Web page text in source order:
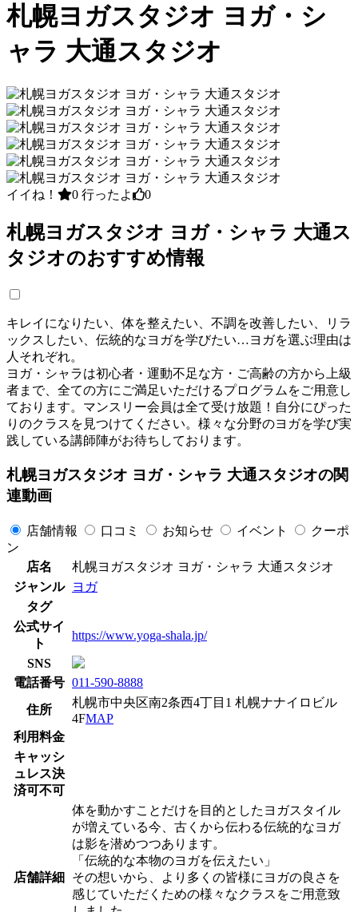
札幌ヨガスタジオ ヨガ・シ
ャラ 大通スタジオ
イイね！ 0 行ったよ 0
札幌ヨガスタジオ ヨガ・シャラ 大通ス
タジオのおすすめ情報
キレイになりたい、体を整えたい、不調を改善したい、リラ
ックスしたい、伝統的なヨガを学びたい…ヨガを選ぶ理由は
人それぞれ。
ヨガ・シャラは初心者・運動不足な方・ご高齢の方から上級
者まで、全ての方にご満足いただけるプログラムをご用意し
ております。マンスリー会員は全て受け放題！自分にぴった
りのクラスを見つけてください。様々な分野のヨガを学び実
践している講師陣がお待ちしております。
札幌ヨガスタジオ ヨガ・シャラ 大通スタジオの関
連動画
店舗情報 口コミ お知らせ イベント
クーポ
ン
店名
札幌ヨガスタジオ ヨガ・シャラ 大通スタジオ
ジャンル
ヨガ
タグ
公式サイ
ト
https://www.yoga-shala.jp/
SNS
電話番号 011-590-8888
住所
札幌市中央区南2条西4丁目1 札幌ナナイロビル
4FMAP
利用料金
キャッシ
ュレス決
済可不可
店舗詳細
体を動かすことだけを目的としたヨガスタイル
が増えている今、古くから伝わる伝統的なヨガ
は影を潜めつつあります。
「伝統的な本物のヨガを伝えたい」
その想いから、より多くの皆様にヨガの良さを
感じていただくための様々なクラスをご用意致